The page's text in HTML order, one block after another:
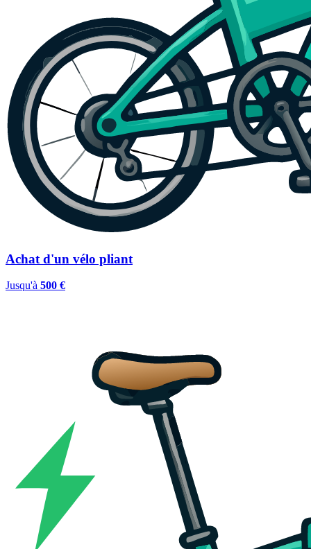
Achat d'un vélo pliant
Jusqu'à 500 €